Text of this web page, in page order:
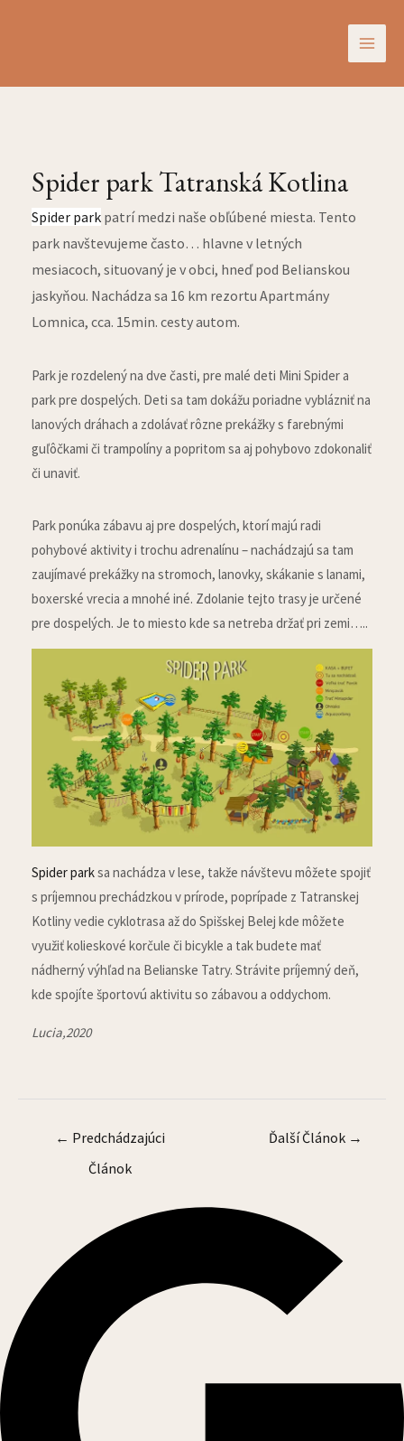
Spider park Tatranská Kotlina
Spider park patrí medzi naše obľúbené miesta. Tento
park navštevujeme často… hlavne v letných
mesiacoch, situovaný je v obci, hneď pod Belianskou
jaskyňou. Nachádza sa 16 km rezortu Apartmány
Lomnica, cca. 15min. cesty autom.
Park je rozdelený na dve časti, pre malé deti Mini Spider a
park pre dospelých. Deti sa tam dokážu poriadne vyblázniť na
lanových dráhach a zdolávať rôzne prekážky s farebnými
guľôčkami či trampolíny a popritom sa aj pohybovo zdokonaliť
či unaviť.
Park ponúka zábavu aj pre dospelých, ktorí majú radi
pohybové aktivity i trochu adrenalínu – nachádzajú sa tam
zaujímavé prekážky na stromoch, lanovky, skákanie s lanami,
boxerské vrecia a mnohé iné. Zdolanie tejto trasy je určené
pre dospelých. Je to miesto kde sa netreba držať pri zemi…..
Spider parksa nachádza v lese, takže návštevu môžete spojiť
s príjemnou prechádzkou v prírode, poprípade z Tatranskej
Kotliny vedie cyklotrasa až do Spišskej Belej kde môžete
využiť kolieskové korčule či bicykle a tak budete mať
nádherný výhľad na Belianske Tatry. Strávite príjemný deň,
kde spojíte športovú aktivitu so zábavou a oddychom.
Lucia,2020
← Predchádzajúci
Článok
Ďalší Článok →